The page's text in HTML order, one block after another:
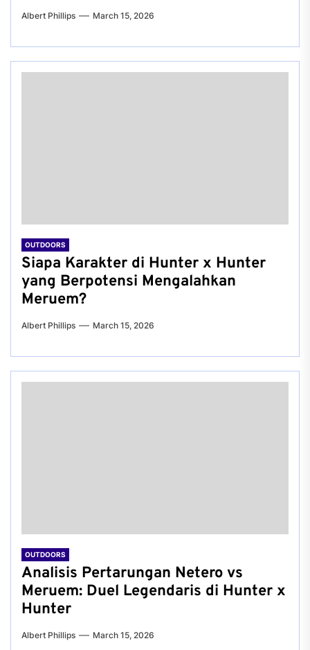
Albert Phillips March 15, 2026
OUTDOORS
Siapa Karakter di Hunter x Hunter
yang Berpotensi Mengalahkan
Meruem?
Albert Phillips March 15, 2026
OUTDOORS
Analisis Pertarungan Netero vs
Meruem: Duel Legendaris di Hunter x
Hunter
Albert Phillips March 15, 2026